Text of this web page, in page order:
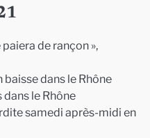
de rançon »,
dans le Rhône
dans le Rhône
samedi après-midi en